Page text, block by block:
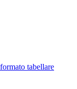
tabellare